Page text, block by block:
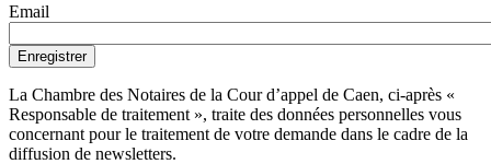
Email
La Chambre des Notaires de la Cour d’appel de Caen, ci-après «
Responsable de traitement », traite des données personnelles vous
concernant pour le traitement de votre demande dans le cadre de la
diffusion de newsletters.